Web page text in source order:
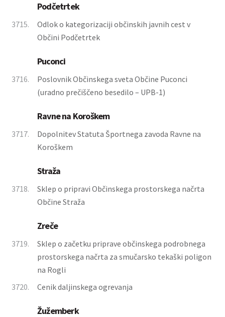
Podčetrtek
3715.
Odlok o kategorizaciji občinskih javnih cest v
Občini Podčetrtek
Puconci
3716.
Poslovnik Občinskega sveta Občine Puconci
(uradno prečiščeno besedilo – UPB-1)
Ravne na Koroškem
3717.
Dopolnitev Statuta Športnega zavoda Ravne na
Koroškem
Straža
3718.
Sklep o pripravi Občinskega prostorskega načrta
Občine Straža
Zreče
3719.
Sklep o začetku priprave občinskega podrobnega
prostorskega načrta za smučarsko tekaški poligon
na Rogli
3720.
Cenik daljinskega ogrevanja
Žužemberk